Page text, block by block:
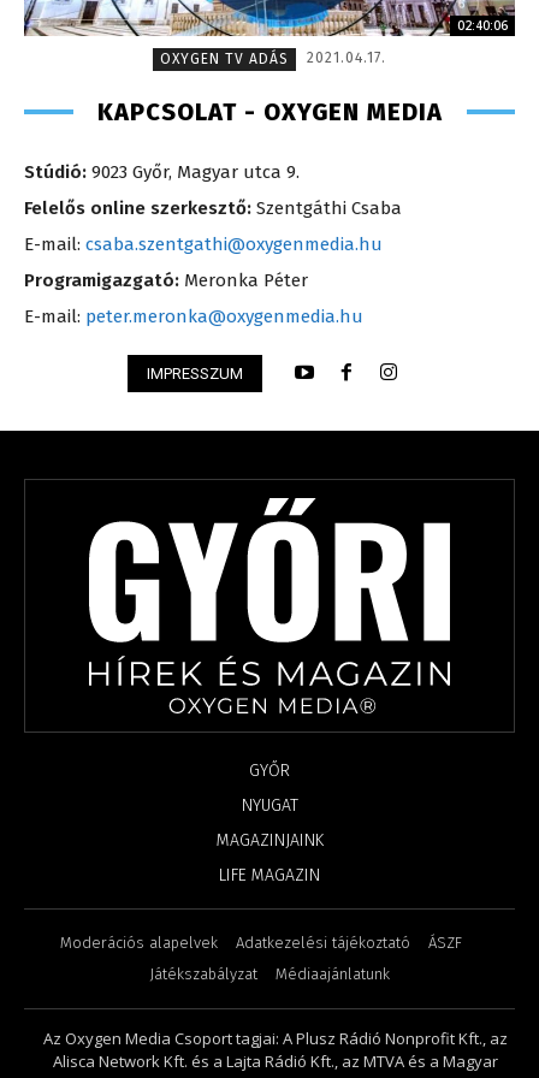
02:40:06
OXYGEN TV ADÁS
2021.04.17.
KAPCSOLAT - OXYGEN MEDIA
Stúdió: 9023 Győr, Magyar utca 9.
Felelős online szerkesztő: Szentgáthi Csaba
E-mail: csaba.szentgathi@oxygenmedia.hu
Programigazgató: Meronka Péter
E-mail: peter.meronka@oxygenmedia.hu
IMPRESSZUM
GYŐR
NYUGAT
MAGAZINJAINK
LIFE MAGAZIN
Moderációs alapelvek Adatkezelési tájékoztató
ÁSZF
Játékszabályzat
Médiaajánlatunk
Az Oxygen Media Csoport tagjai: A Plusz Rádió Nonprofit Kft., az
Alisca Network Kft. és a Lajta Rádió Kft., az MTVA és a Magyar